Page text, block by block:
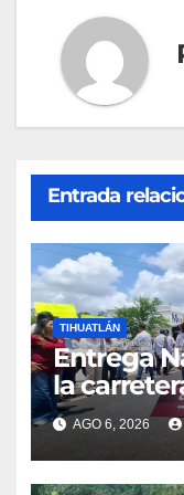
entradas
Entrada
TIHUATLÁN
Entrega
la
AGO 6, 2026